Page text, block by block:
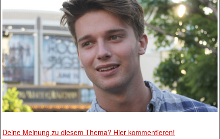
Deine Meinung zu diesem Thema? Hier kommentieren!